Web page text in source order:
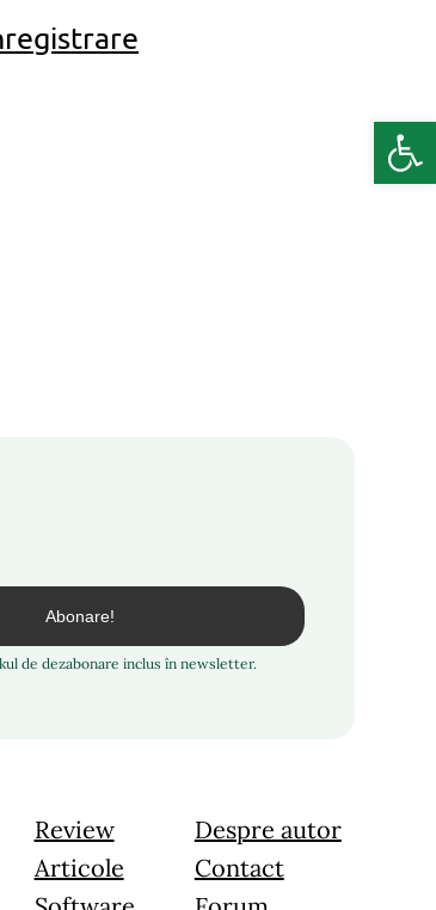
de dezabonare inclus în newsletter.
Review
Articole
Despre autor
Contact